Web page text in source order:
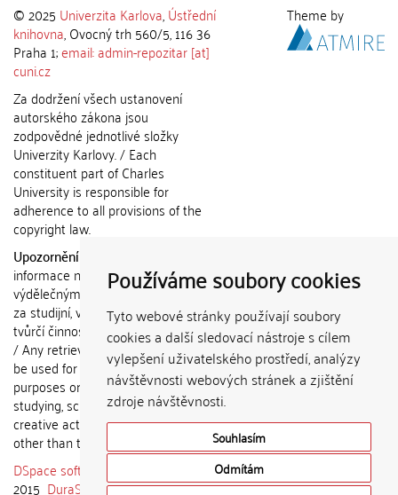
Používáme soubory cookies
Tyto webové stránky používají soubory
cookies a další sledovací nástroje s cílem
vylepšení uživatelského prostředí, analýzy
návštěvnosti webových stránek a zjištění
zdroje návštěvnosti.
Souhlasím
Odmítám
© 2025 Univerzita Karlova,Ústřední
knihovna, Ovocný trh 560/5, 116 36
Praha 1;email: admin-repozitar [at]
cuni.cz
Za dodržení všech ustanovení
autorského zákona jsou
zodpovědné jednotlivé složky
Univerzity Karlovy. / Each
constituent part of Charles
University is responsible for
adherence to all provisions of the
copyright law.
Upozornění / Notice:
informace nemohou být použity k
výdělečným účelům nebo vydávány
za studijní, vědeckou nebo jinou
tvůrčí činnost jiné osoby než autora.
/ Any retrieved information shall not
be used for any commercial
purposes or claimed as results of
studying, scientific or any other
creative activities of any person
other than the author.
DSpace software
copyright © 2002-
2015 DuraSpace
Theme by